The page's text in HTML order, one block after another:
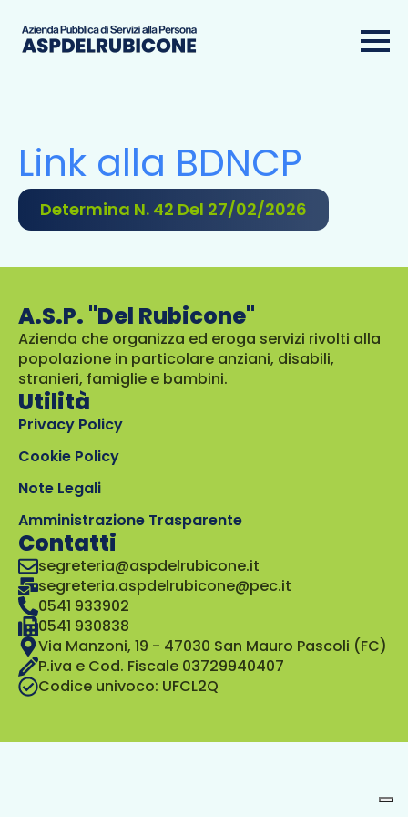
Link alla BDNCP
Determina N. 42 Del 27/02/2026
A.S.P. "Del Rubicone"
Azienda che organizza ed eroga servizi rivolti alla
popolazione in particolare anziani, disabili,
stranieri, famiglie e bambini.
Utilità
Privacy Policy
Cookie Policy
Note Legali
Amministrazione Trasparente
Contatti
segreteria@aspdelrubicone.it
segreteria.aspdelrubicone@pec.it
0541 933902
0541 930838
Via Manzoni, 19 - 47030 San Mauro Pascoli (FC)
P.iva e Cod. Fiscale 03729940407
Codice univoco: UFCL2Q